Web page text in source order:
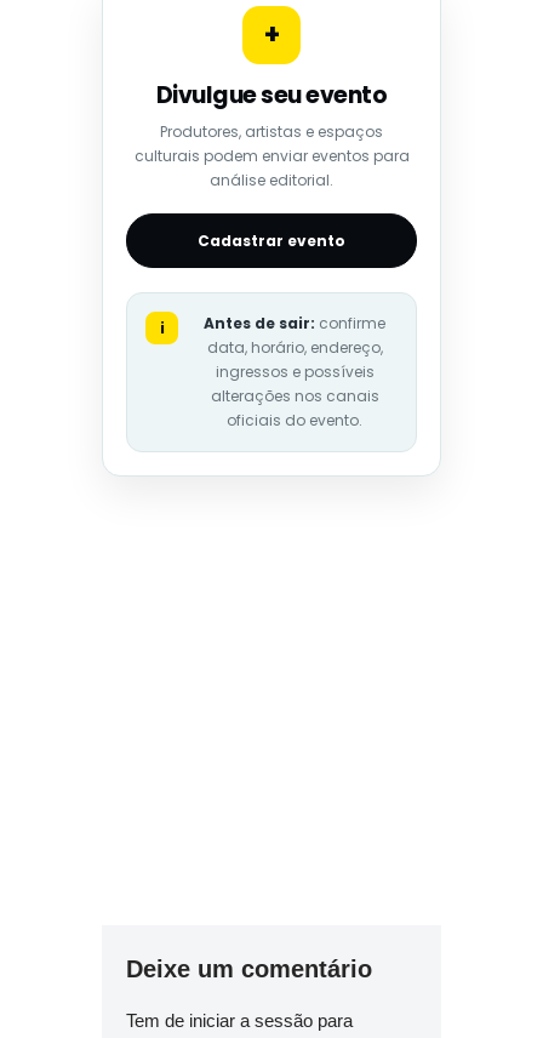
+
Divulgue seu evento
Produtores, artistas e espaços
culturais podem enviar eventos para
análise editorial.
Cadastrar evento
i Antes de sair: confirme
data, horário, endereço,
ingressos e possíveis
alterações nos canais
oficiais do evento.
Deixe um comentário
Tem de iniciar a sessão para